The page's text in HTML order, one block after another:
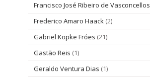
Francisco José Ribeiro de Vasconcellos
Frederico Amaro Haack (2)
Gabriel Kopke Fróes (21)
Gastão Reis (1)
Geraldo Ventura Dias (1)